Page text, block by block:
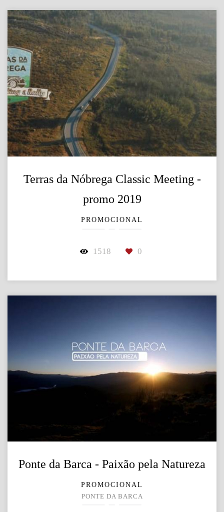
Terras da Nóbrega Classic Meeting -
promo 2019
PROMOCIONAL
1518 0
Ponte da Barca - Paixão pela Natureza
PROMOCIONAL
PONTE DA BARCA